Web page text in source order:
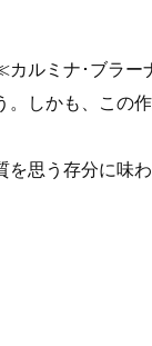
ルミナ･ブラ
しかも、この
を思う存分に味